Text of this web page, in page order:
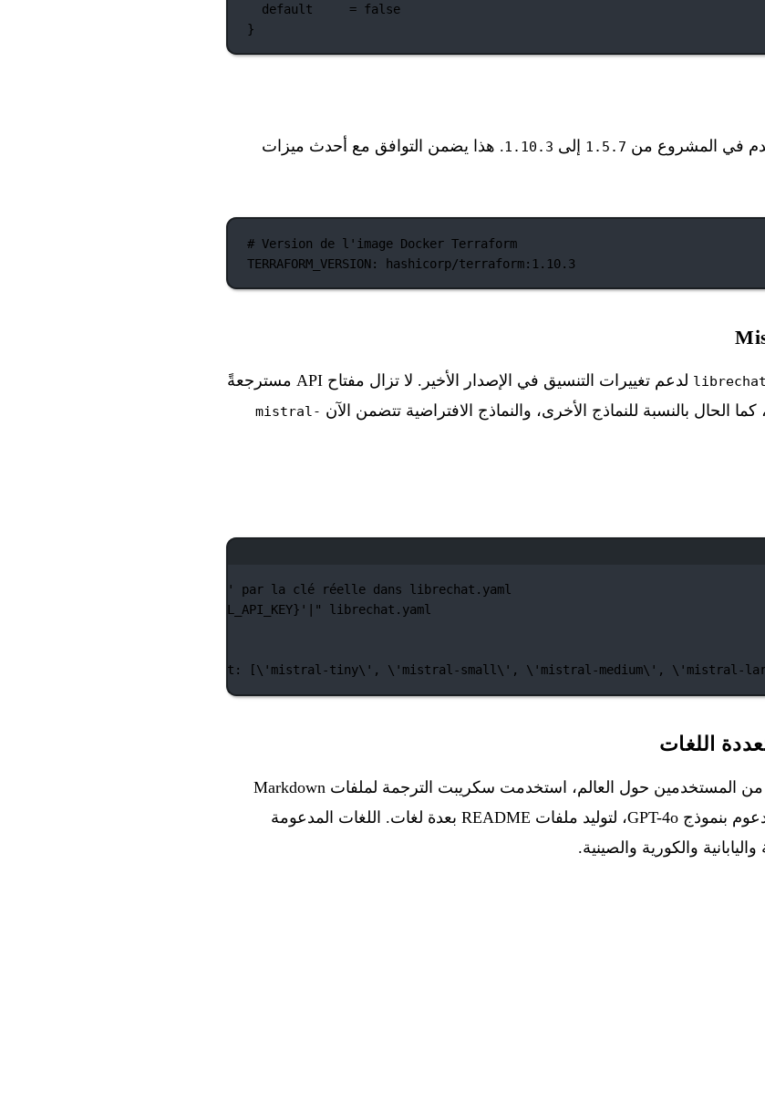
default
= false
}
1.5.7 إلى 1.10.3. هذا يضمن التوافق مع أحدث ميزات
# Version de l'image Docker Terraform
TERRAFORM_VERSION: hashicorp/terraform:1.10.3
لدعم تغييرات التنسيق في الإصدار الأخير. لا تزال مفتاح API مسترجعةً
mistral-
apiKey: '${MISTRAL_API_KEY}' par la clé réelle dans librechat.yaml
MISTRAL_API_KEY}'|" librechat.yaml
,/default:/ s|default:.*|default: [\'mistral-tiny\' , \' mistral-small\' , \' mistral-medium\' , \' mistral-
المستخدمين حول العالم، استخدمت
سكريبت الترجمة لملفات Markdown
، المدعوم بنموذج GPT-4o، لتوليد ملفات README بعدة لغات. اللغات المدعومة
والكورية والصينية.